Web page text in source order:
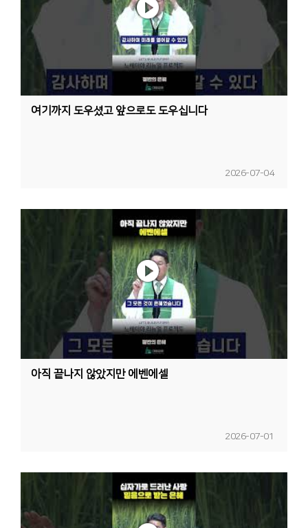
여기까지 도우셨고 앞으로도 도우십니다
2026-07-04
아직 끝나지 않았지만 에벤에셀
2026-07-01